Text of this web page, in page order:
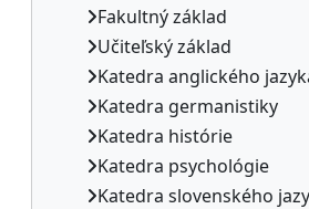
Fakultný základ
Učiteľský základ
Katedra anglického
Katedra germanistiky
Katedra histórie
Katedra psychológie
Katedra slovenského